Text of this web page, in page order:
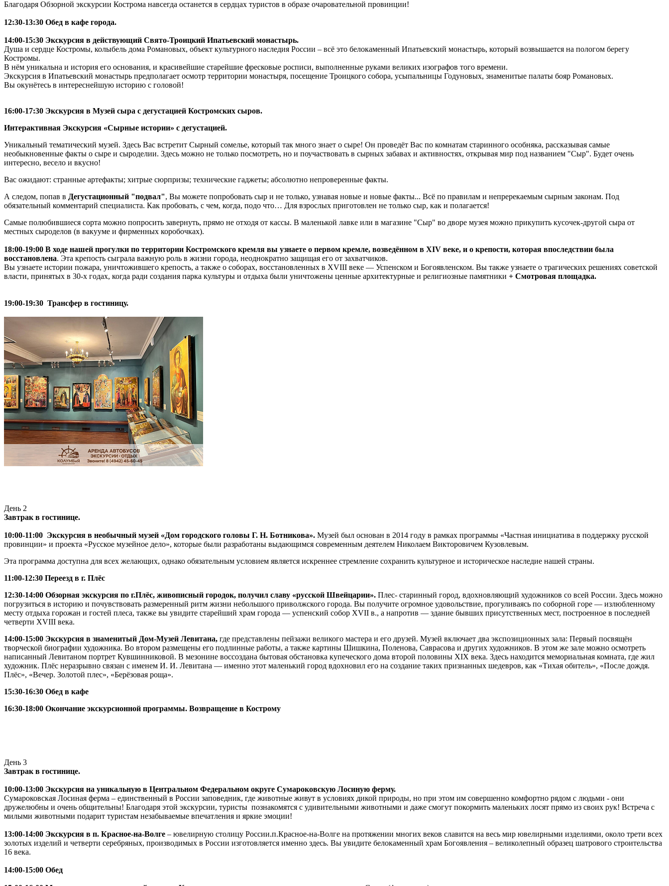
Благодаря Обзорной экскурсии Кострома навсегда останется в сердцах туристов в образе очаровательной провинции!
12:30-13:30 Обед в кафе города.
14:00-15:30 Экскурсия в действующий Свято-Троицкий Ипатьевский монастырь.
Душа и сердце Костромы, колыбель дома Романовых, объект культурного наследия России – всё это белокаменный Ипатьевский монастырь, который возвышается на пологом берегу
Костромы.
В нём уникальна и история его основания, и красивейшие старейшие фресковые росписи, выполненные руками великих изографов того времени.
Экскурсия в Ипатьевский монастырь предполагает осмотр территории монастыря, посещение Троицкого собора, усыпальницы Годуновых, знаменитые палаты бояр Романовых.
Вы окунётесь в интереснейшую историю с головой!
16:00-17:30 Экскурсия в Музей сыра с дегустацией Костромских сыров.
Интерактивная Экскурсия «Сырные истории» с дегустацией.
Уникальный тематический музей. Здесь Вас встретит Сырный сомелье, который так много знает о сыре! Он проведёт Вас по комнатам старинного особняка, рассказывая самые
необыкновенные факты о сыре и сыроделии. Здесь можно не только посмотреть, но и поучаствовать в сырных забавах и активностях, открывая мир под названием "Сыр". Будет очень
интересно, весело и вкусно!
Вас ожидают: странные артефакты; хитрые сюрпризы; технические гаджеты; абсолютно непроверенные факты.
А следом, попав в Дегустационный "подвал", Вы можете попробовать сыр и не только, узнавая новые и новые факты... Всё по правилам и непререкаемым сырным законам. Под
обязательный комментарий специалиста. Как пробовать, с чем, когда, подо что… Для взрослых приготовлен не только сыр, как и полагается!
Самые полюбившиеся сорта можно попросить завернуть, прямо не отходя от кассы. В маленькой лавке или в магазине "Сыр" во дворе музея можно прикупить кусочек-другой сыра от
местных сыроделов (в вакууме и фирменных коробочках).
18:00-19:00 В ходе нашей прогулки по территории Костромского кремля вы узнаете о первом кремле, возведённом в XIV веке, и о крепости, которая впоследствии была
восстановлена. Эта крепость сыграла важную роль в жизни города, неоднократно защищая его от захватчиков.
Вы узнаете истории пожара, уничтожившего крепость, а также о соборах, восстановленных в XVIII веке — Успенском и Богоявленском. Вы также узнаете о трагических решениях советской
власти, принятых в 30-х годах, когда ради создания парка культуры и отдыха были уничтожены ценные архитектурные и религиозные памятники + Смотровая площадка.
19:00-19:30 Трансфер в гостиницу.
День 2
Завтрак в гостинице.
10:00-11:00 Экскурсия в необычный музей «Дом городского головы Г. Н. Ботникова». Музей был основан в 2014 году в рамках программы «Частная инициатива в поддержку русской
провинции» и проекта «Русское музейное дело», которые были разработаны выдающимся современным деятелем Николаем Викторовичем Кузовлевым.
Эта программа доступна для всех желающих, однако обязательным условием является искреннее стремление сохранить культурное и историческое наследие нашей страны.
11:00-12:30 Переезд в г. Плёс
12:30-14:00 Обзорная экскурсия по г.Плёс, живописный городок, получил славу «русской Швейцарии». Плес- старинный город, вдохновляющий художников со всей России. Здесь можно
погрузиться в историю и почувствовать размеренный ритм жизни небольшого приволжского города. Вы получите огромное удовольствие, прогуливаясь по соборной горе — излюбленному
месту отдыха горожан и гостей плеса, также вы увидите старейший храм города — успенский собор XVII в., а напротив — здание бывших присутственных мест, построенное в последней
четверти XVIII века.
14:00-15:00 Экскурсия в знаменитый Дом-Музей Левитана, где представлены пейзажи великого мастера и его друзей. Музей включает два экспозиционных зала: Первый посвящён
творческой биографии художника. Во втором размещены его подлинные работы, а также картины Шишкина, Поленова, Саврасова и других художников. В этом же зале можно осмотреть
написанный Левитаном портрет Кувшинниковой. В мезонине воссоздана бытовая обстановка купеческого дома второй половины XIX века. Здесь находится мемориальная комната, где жил
художник. Плёс неразрывно связан с именем И. И. Левитана — именно этот маленький город вдохновил его на создание таких признанных шедевров, как «Тихая обитель», «После дождя.
Плёс», «Вечер. Золотой плес», «Берёзовая роща».
15:30-16:30 Обед в кафе
16:30-18:00 Окончание экскурсионной программы. Возвращение в Кострому
День 3
Завтрак в гостинице.
10:00-13:00 Экскурсия на уникальную в Центральном Федеральном округе Сумароковскую Лосиную ферму.
Сумароковская Лосиная ферма – единственный в России заповедник, где животные живут в условиях дикой природы, но при этом им совершенно комфортно рядом с людьми - они
дружелюбны и очень общительны! Благодаря этой экскурсии, туристы познакомятся с удивительными животными и даже смогут покормить маленьких лосят прямо из своих рук! Встреча с
милыми животными подарит туристам незабываемые впечатления и яркие эмоции!
13:00-14:00 Экскурсия в п. Красное-на-Волге – ювелирную столицу России.п.Красное-на-Волге на протяжении многих веков славится на весь мир ювелирными изделиями, около трети всех
золотых изделий и четверти серебряных, производимых в России изготовляется именно здесь. Вы увидите белокаменный храм Богоявления – великолепный образец шатрового строительства
16 века.
14:00-15:00 Обед